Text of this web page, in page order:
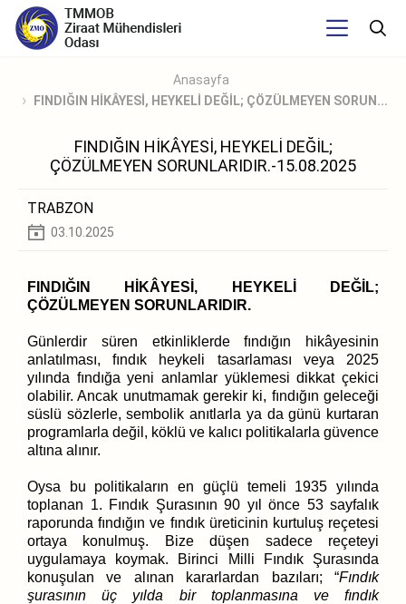
Anasayfa
FINDIĞIN HİKÂYESİ, HEYKELİ DEĞİL; ÇÖZÜLMEYEN SORUN...
FINDIĞIN HİKÂYESİ, HEYKELİ DEĞİL;
ÇÖZÜLMEYEN SORUNLARIDIR.-15.08.2025
TRABZON
03.10.2025
FINDIĞIN HİKÂYESİ, HEYKELİ DEĞİL;
ÇÖZÜLMEYEN SORUNLARIDIR.
Günlerdir süren etkinliklerde fındığın hikâyesinin
anlatılması, fındık heykeli tasarlaması veya 2025
yılında fındığa yeni anlamlar yüklemesi dikkat çekici
olabilir. Ancak unutmamak gerekir ki, fındığın geleceği
süslü sözlerle, sembolik anıtlarla ya da günü kurtaran
programlarla değil, köklü ve kalıcı politikalarla güvence
altına alınır.
Oysa bu politikaların en güçlü temeli 1935 yılında
toplanan 1. Fındık Şurasının 90 yıl önce 53 sayfalık
raporundafındığın ve fındık üreticinin kurtuluş reçetesi
ortaya konulmuş. Bize düşen sadece reçeteyi
uygulamaya koymak. Birinci Milli Fındık Şurasında
konuşulan ve alınan kararlardan bazıları; “Fındık
şurasının üç yılda bir toplanmasına ve fındık